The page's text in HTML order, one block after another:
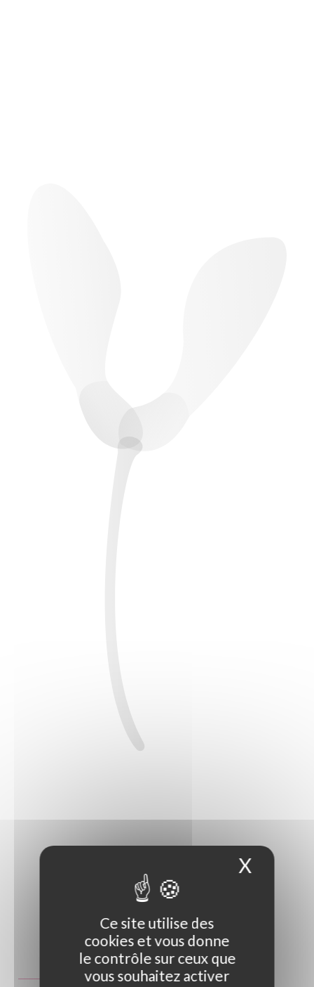
Photo non contractuelle
Guide des tailles
Ce site utilise des
cookies et vous donne
le contrôle sur ceux que
vous souhaitez activer
X